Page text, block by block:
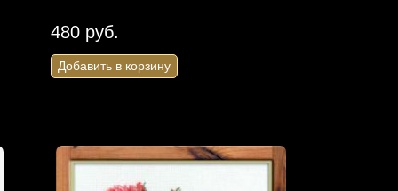
480 руб.
Добавить в корзину